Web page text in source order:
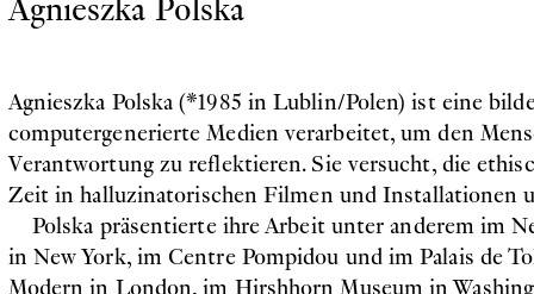
Agnieszka Polska
Agnieszka Polska (*1985 in Lublin/Polen) ist eine
computergenerierte Medien verarbeitet, um den
Verantwortung zu reflektieren. Sie versucht, die
Zeit in halluzinatorischen Filmen und Installationen
Polska präsentierte ihre Arbeit unter anderem im
in New York, im Centre Pompidou und im Palais de
Modern in London, im Hirshhorn Museum in